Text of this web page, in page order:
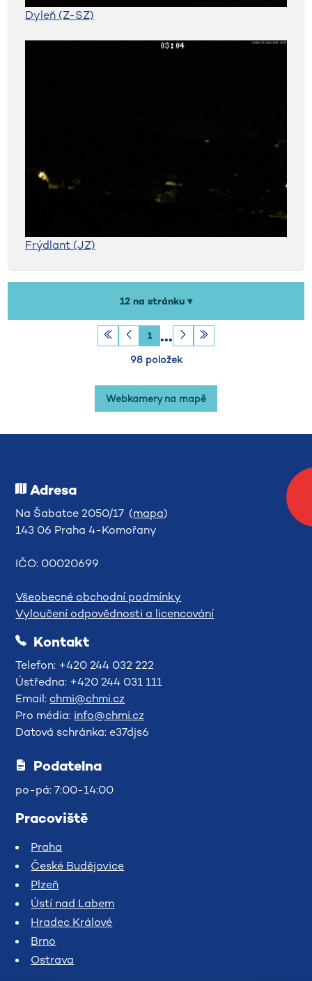
Dyleň (Z-SZ)
Frýdlant (JZ)
12 na stránku ▾
1
98 položek
Webkamery na mapě
Adresa
Na Šabatce 2050/17 (mapa)
143 06 Praha 4-Komořany
IČO: 00020699
Všeobecné obchodní podmínky
Vyloučení odpovědnosti a licencování
Kontakt
Telefon: +420 244 032 222
Ústředna: +420 244 031 111
Email: chmi@chmi.cz
Pro média: info@chmi.cz
Datová schránka: e37djs6
Podatelna
po-pá: 7:00-14:00
Pracoviště
Praha
České Budějovice
Plzeň
Ústí nad Labem
Hradec Králové
Brno
Ostrava